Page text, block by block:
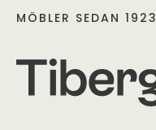
MÖBLER SEDAN 1923